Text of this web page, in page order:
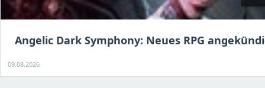
Angelic Dark Symphony: Neues RPG
09.08.2026